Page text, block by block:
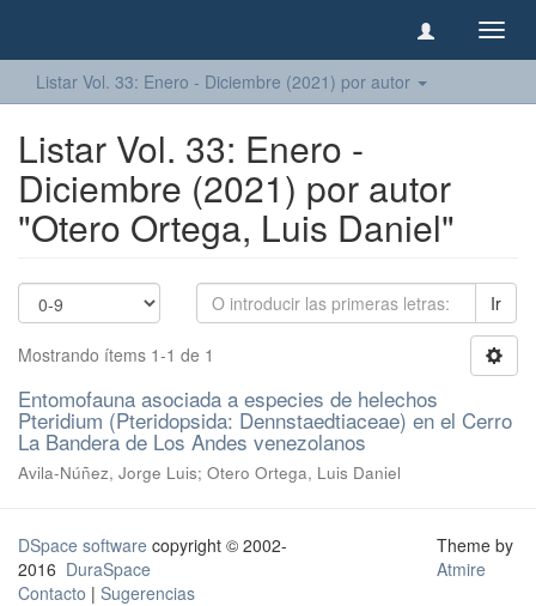
Listar Vol. 33: Enero - Diciembre (2021) por autor
Listar Vol. 33: Enero -
Diciembre (2021) por autor
"Otero Ortega, Luis Daniel"
Ir
Mostrando ítems 1-1 de 1
Entomofauna asociada a especies de helechos
Pteridium (Pteridopsida: Dennstaedtiaceae) en el Cerro
La Bandera de Los Andes venezolanos
Avila-Núñez, Jorge Luis; Otero Ortega, Luis Daniel
DSpace software copyright © 2002-
2016 DuraSpace
Contacto | Sugerencias
Theme by
Atmire